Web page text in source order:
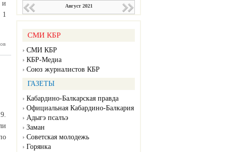
Август 2021
СМИ КБР
СМИ КБР
КБР-Медиа
Союз журналистов КБР
ГАЗЕТЫ
Кабардино-Балкарская правда
Официальная Кабардино-Балкария
Адыгэ псалъэ
Заман
Советская молодежь
Горянка
и